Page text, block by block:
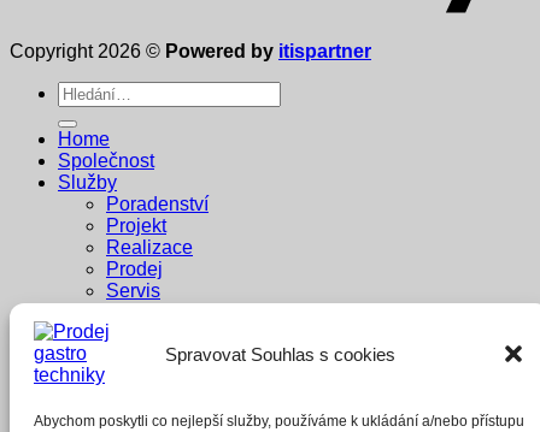
Spravovat Souhlas s cookies
Abychom poskytli co nejlepší služby, používáme k ukládání a/nebo přístupu
Copyright 2026 © Powered by itispartner
Hledat:
Home
Společnost
Služby
Poradenství
Projekt
Realizace
Prodej
Servis
Reference
Penzion Pastouška
Whisky Bar